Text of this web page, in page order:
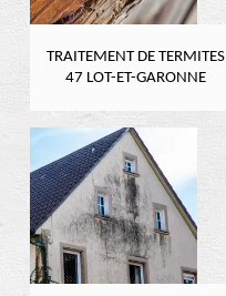
TRAITEMENT DE TERMITES
47 LOT-ET-GARONNE